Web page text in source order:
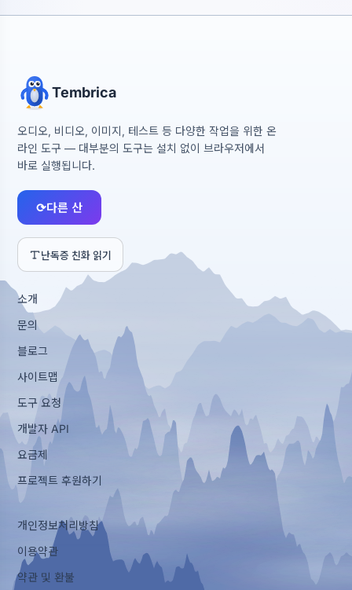
Tembrica
오디오, 비디오, 이미지, 테스트 등 다양한 작업을 위한 온
라인 도구 — 대부분의 도구는 설치 없이 브라우저에서
바로 실행됩니다.
⟳다른 산
난독증 친화 읽기
소개
문의
블로그
사이트맵
도구 요청
개발자 API
요금제
프로젝트 후원하기
개인정보처리방침
이용약관
약관 및 환불